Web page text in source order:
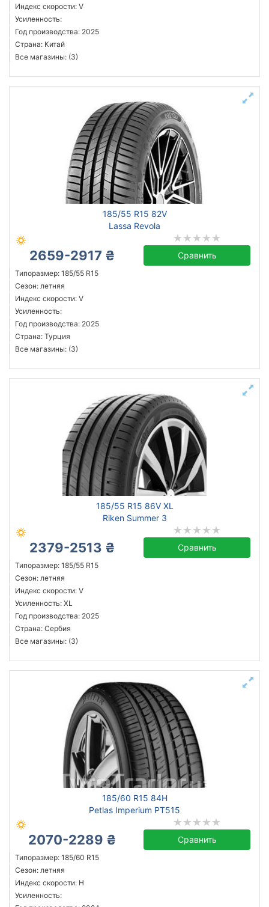
Индекс скорости: V
Усиленность:
Год производства: 2025
Страна: Китай
Все магазины: (3)
185/55 R15 82V
Lassa Revola
2659-2917 ₴ Сравнить
Типоразмер: 185/55 R15
Сезон: летняя
Индекс скорости: V
Усиленность:
Год производства: 2025
Страна: Турция
Все магазины: (3)
185/55 R15 86V XL
Riken Summer 3
2379-2513 ₴ Сравнить
Типоразмер: 185/55 R15
Сезон: летняя
Индекс скорости: V
Усиленность: XL
Год производства: 2025
Страна: Сербия
Все магазины: (3)
185/60 R15 84H
Petlas Imperium PT515
2070-2289 ₴ Сравнить
Типоразмер: 185/60 R15
Сезон: летняя
Индекс скорости: H
Усиленность: